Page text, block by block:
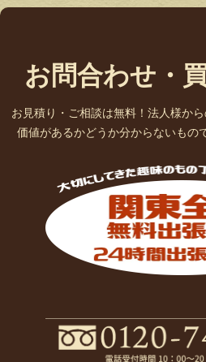
お問合わせ・
お見積り・ご相談は無料！法人様か
価値があるかどうか分からないもの